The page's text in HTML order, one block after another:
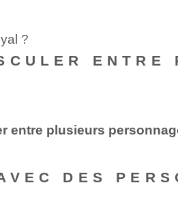
?
ENTRE
plusieurs
DES